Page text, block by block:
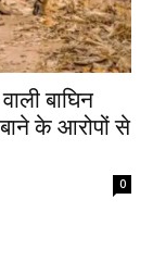
बाघिन
के आरोपों से
0